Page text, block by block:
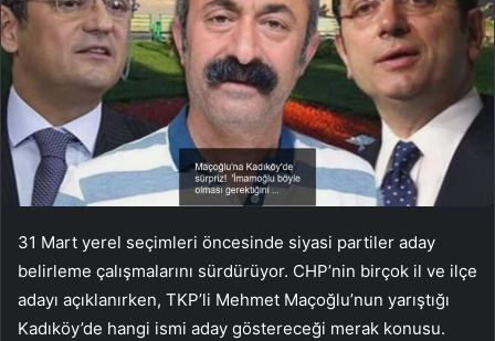
31 Mart yerel seçimleri öncesinde siyasi partiler aday
belirleme çalışmalarını sürdürüyor. CHP’nin birçok il ve ilçe
adayı açıklanırken, TKP’li Mehmet Maçoğlu’nun yarıştığı
Kadıköy’de hangi ismi aday göstereceği merak konusu.